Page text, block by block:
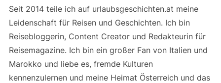
Seit 2014 teile ich auf urlaubsgeschichten.at meine
Leidenschaft für Reisen und Geschichten. Ich bin
Reisebloggerin, Content Creator und Redakteurin für
Reisemagazine. Ich bin ein großer Fan von Italien und
Marokko und liebe es, fremde Kulturen
kennenzulernen und meine Heimat Österreich und das